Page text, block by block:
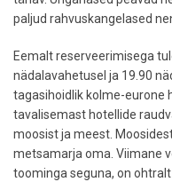
paljud rahvuskangelased
Eemalt reserveerimisega
nädalavahetusel ja 19.90
tagasihoidlik kolme-eurone
tavalisemast hotellide
moosist ja meest.
metsamarja oma. Viimane
toominga seguna, on